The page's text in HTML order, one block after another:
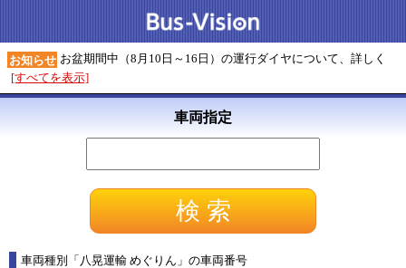
お知らせ お盆期間中（8月10日～16日）の運行ダイヤについて、詳しく
[すべてを表示]
車両指定
車両種別 「 八晃運輸 めぐりん 」 の車両番号